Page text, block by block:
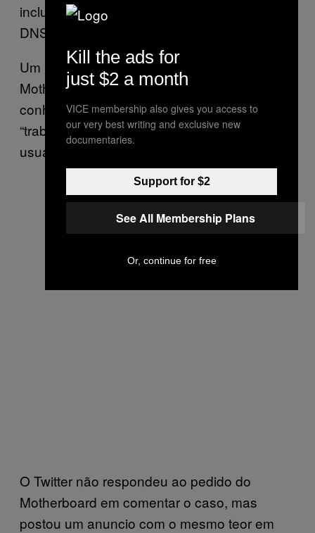
incluindo a disseminação de endereços de
DNS alternativos em
Um porta-voz do Youtube disse ao
Motherboard que a companhia tem
conhecimento dos relatos e que está
“trabalhando para recuperar o serviço aos
usuários o mais rápido possível”.
O Twitter não respondeu ao pedido do
Motherboard em comentar o caso, mas
postou um anuncio com o mesmo teor em
Kill the ads for
just $2 a month
VICE membership also gives you access to
our very best writing and exclusive new
documentaries.
Support for $2
See All Membership Plans
Or, continue for free